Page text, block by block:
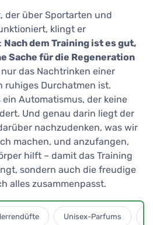
der über Sportarten und
klingt er
Nach dem Training ist es gut,
Sache für die Regeneration
das Nachtrinken einer
ruhiges Durchatmen ist.
Automatismus, der keine
Und genau darin liegt der
nachzudenken, was wir
machen, und anzufangen,
hilft – damit das Training
sondern auch die freudige
alles zusammenpasst.
Unisex-Parfums